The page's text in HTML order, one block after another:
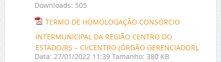
Downloads: 505
TERMO DE HOMOLOGAÇÃO CONSÓRCIO
INTERMUNICIPAL DA REGIÃO CENTRO DO
ESTADO/RS – CI/CENTRO (ÓRGÃO GERENCIADOR),
Data: 27/01/2022 11:39 Tamanho: 380 KB